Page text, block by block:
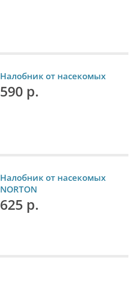
Налобник от насекомых
590 р.
Налобник от насекомых
NORTON
625 р.